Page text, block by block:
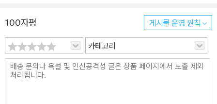
한다. 그녀는 <애들 중 하나가 화장실을 썼다 하면 서재에서 달려 나
와 화장실이 청결한지 점검>(본문 151면)하는 등 캐테와 아이들 위
에 군림하는 시민 계층의 대변자다. 고통스러운 기억의 재생, 뵐 문학
의 정수(精髓) 작가 뵐에 관한 전기적 사실을 알고 나면 이 작품이 그
의 문제의식, 그것을 문화적으로 형상화하는 방식 양면에서 명실공히
100자평 게시물 운영 원칙
카테고리